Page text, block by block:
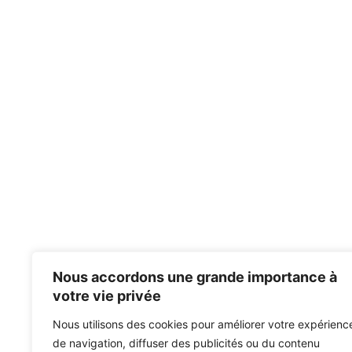
Nous accordons une grande importance à
votre vie privée
Nous utilisons des cookies pour améliorer votre
de navigation, diffuser des publicités ou du contenu